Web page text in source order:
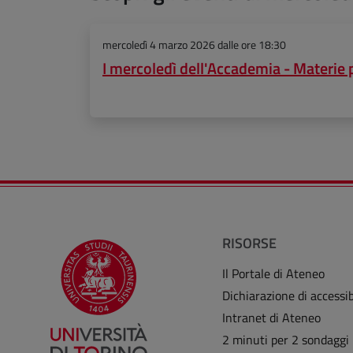
mercoledì 4 marzo 2026dalle ore 18:30
I mercoledì dell'Accademia -
RISORSE
Il Portale di Ateneo
Dichiarazione di
Intranet di Ateneo
2 minuti per 2 sondaggi